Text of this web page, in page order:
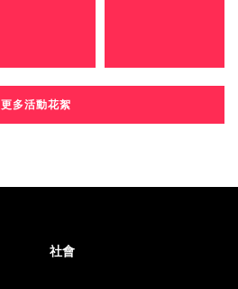
更多活動花絮
社會